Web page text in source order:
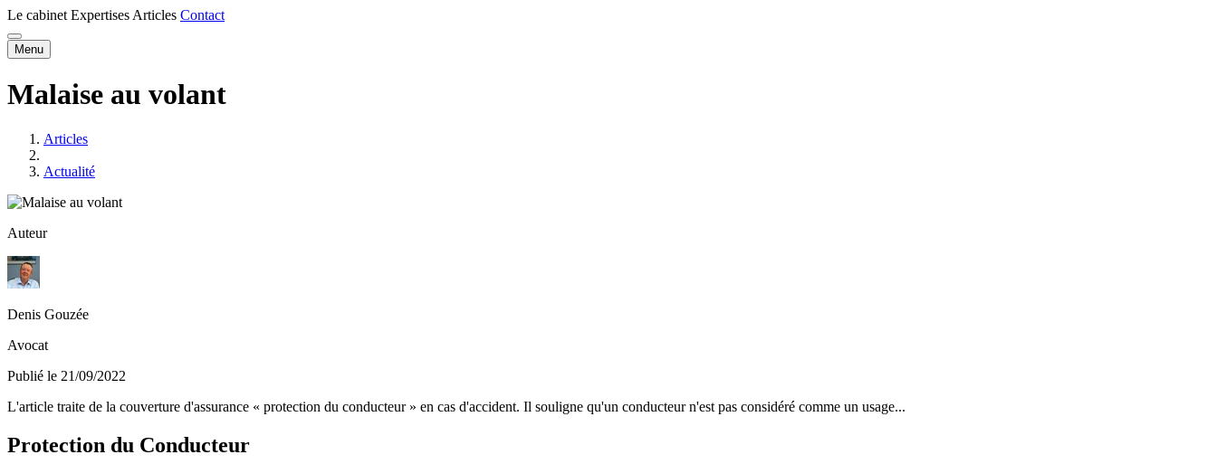
Le cabinet Expertises Articles Contact
Menu
Malaise au volant
Articles
Actualité
Auteur
Denis Gouzée
Avocat
Publié le 21/09/2022
L'article traite de la couverture d'assurance « protection du conducteur » en cas d'accident. Il souligne qu'un conducteur n'est pas considéré comme un usage...
Protection du Conducteur